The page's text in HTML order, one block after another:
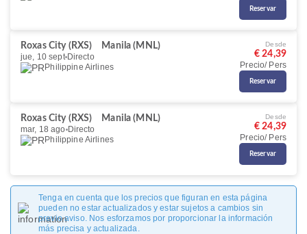
Reservar
Roxas City (RXS)
Manila (MNL)
jue, 10 sept Directo
Philippine Airlines
Desde
€ 24,39
Precio/ Pers
Reservar
Roxas City (RXS)
Manila (MNL)
mar, 18 ago Directo
Philippine Airlines
Desde
€ 24,39
Precio/ Pers
Reservar
Tenga en cuenta que los precios que figuran en esta página
pueden no estar actualizados y estar sujetos a cambios sin
previo aviso. Nos esforzamos por proporcionar la información
más precisa y actualizada.